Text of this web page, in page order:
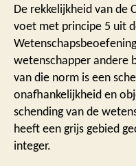
De rekkelijkheid van de
voet met principe 5 uit
wetenschapper andere
van die norm is een
onafhankelijkheid en
schending van de
heeft een grijs gebied
integer.